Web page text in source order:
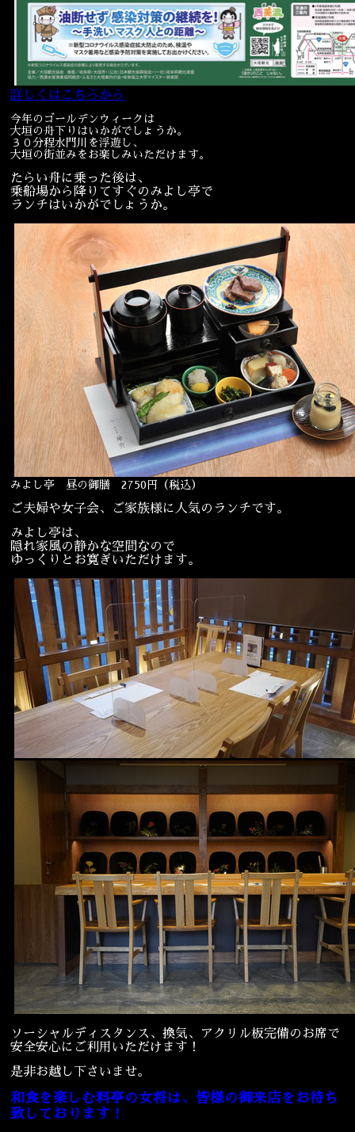
詳しくはこちらから
今年のゴールデンウィークは
大垣の舟下りはいかがでしょうか。
３０分程水門川を浮遊し、
大垣の街並みをお楽しみいただけます。
たらい舟に乗った後は、
乗船場から降りてすぐのみよし亭で
ランチはいかがでしょうか。
みよし亭 昼の御膳 2750円（税込）
ご夫婦や女子会、ご家族様に人気のランチです。
みよし亭は、
隠れ家風の静かな空間なので
ゆっくりとお寛ぎいただけます。
ソーシャルディスタンス、換気、アクリル板完備のお席で
安全安心にご利用いただけます！
是非お越し下さいませ。
和食を楽しむ料亭の女将は、皆様の御来店をお待ち
致しております！